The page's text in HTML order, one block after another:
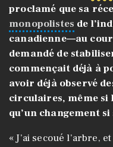
proclamé que sa
monopolistes de
canadienne—au
demandé de
commençait déjà à
avoir déjà observé
circulaires, même si
qu’un changement
« J’ai secoué l’arbre,